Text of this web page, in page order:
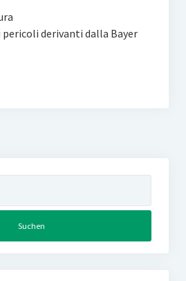
derivanti dalla Bayer